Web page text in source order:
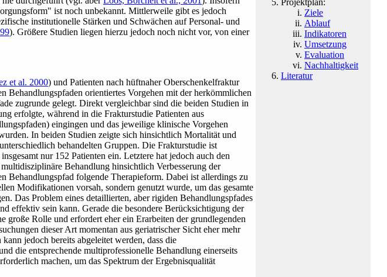
ist noch unbekannt. Mittlerweile gibt es jedoch
institutionelle Stärken und Schwächen auf Personal- und
). Größere Studien liegen hierzu jedoch noch nicht vor, von einer
et al. 2000) und Patienten nach hüftnaher Oberschenkelfraktur
orientiertes Vorgehen mit der herkömmlichen
zugrunde gelegt. Direkt vergleichbar sind die beiden Studien in
erfolgte, während in die Frakturstudie Patienten aus
eingingen und das jeweilige klinische Vorgehen
In beiden Studien zeigte sich hinsichtlich Mortalität und
behandelten Gruppen. Die Frakturstudie ist
nur 152 Patienten ein. Letztere hat jedoch auch den
Behandlung hinsichtlich Verbesserung der
Behandlungspfad folgende Therapieform. Dabei ist allerdings zu
Modifikationen vorsah, sondern genutzt wurde, um das gesamte
Das Problem eines detaillierten, aber rigiden Behandlungspfades
effektiv sein kann. Gerade die besondere Berücksichtigung der
große Rolle und erfordert eher ein Erarbeiten der grundlegenden
dieser Art momentan aus geriatrischer Sicht eher mehr
jedoch bereits abgeleitet werden, dass die
die entsprechende multiprofessionelle Behandlung einerseits
machen, um das Spektrum der Ergebnisqualität
Ziele
Ablauf
Indikatoren
Umsetzung
Evaluation
Nachhaltigkeit
Literatur